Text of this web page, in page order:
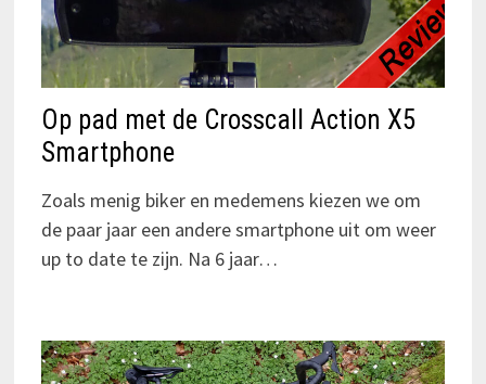
Op pad met de Crosscall Action X5
Smartphone
Zoals menig biker en medemens kiezen we om
de paar jaar een andere smartphone uit om weer
up to date te zijn. Na 6 jaar…